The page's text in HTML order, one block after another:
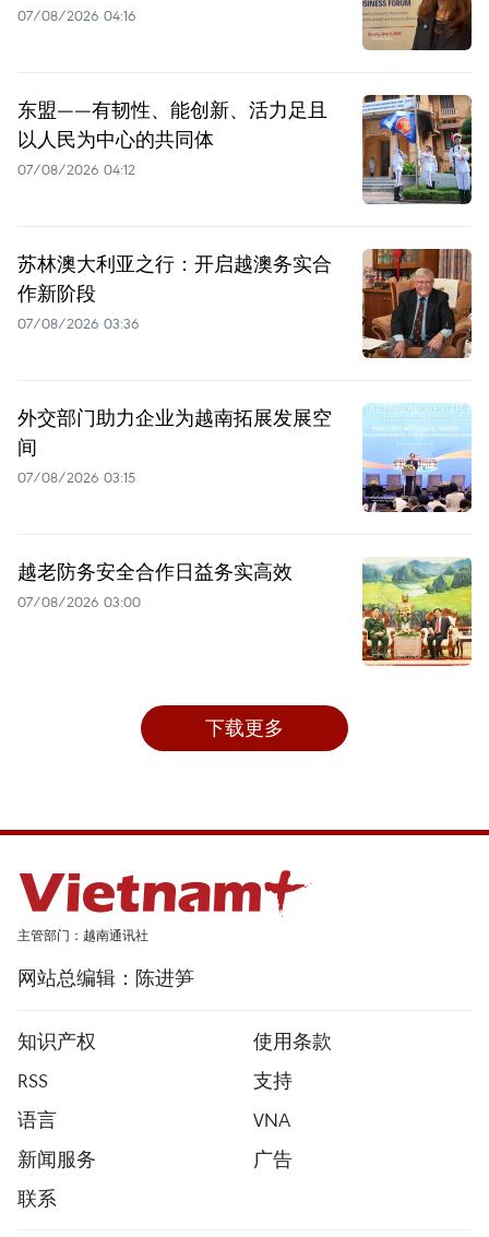
07/08/2026 04:16
东盟——有韧性、能创新、活力足且
以人民为中心的共同体
07/08/2026 04:12
苏林澳大利亚之行：开启越澳务实合
作新阶段
07/08/2026 03:36
外交部门助力企业为越南拓展发展空
间
07/08/2026 03:15
越老防务安全合作日益务实高效
07/08/2026 03:00
下载更多
主管部门：越南通讯社
网站总编辑：陈进笋
知识产权
使用条款
RSS
支持
语言
VNA
新闻服务
广告
联系